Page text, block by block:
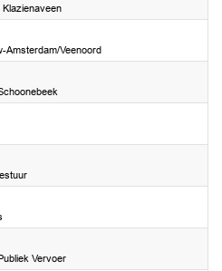
Amsterdam/Veenoord
Vervoer